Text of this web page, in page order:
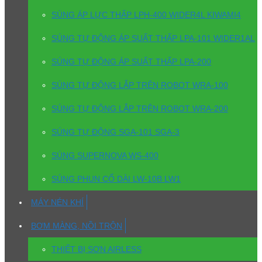
SÚNG ÁP LỰC THẤP LPH-400 WIDER4L KIWAMI4
SÚNG TỰ ĐỘNG ÁP SUẤT THẤP LPA-101 WIDER1AL
SÚNG TỰ ĐỘNG ÁP SUẤT THẤP LPA-200
SÚNG TỰ ĐỘNG LẮP TRÊN ROBOT WRA-100
SÚNG TỰ ĐỘNG LẮP TRÊN ROBOT WRA-200
SÚNG TỰ ĐỘNG SGA-101 SGA-3
SÚNG SUPERNOVA WS-400
SÚNG PHUN CỔ DÀI LW-10B LW1
MÁY NÉN KHÍ
BƠM MÀNG, NỒI TRỘN
THIẾT BỊ SƠN AIRLESS